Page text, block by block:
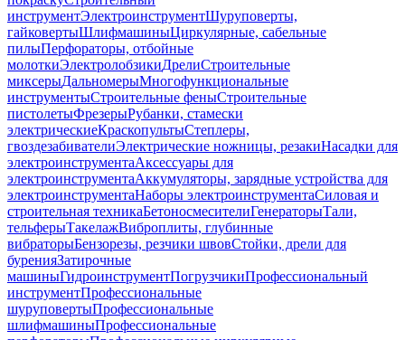
инструментЭлектроинструментШуруповерты,
гайковертыШлифмашиныЦиркулярные, сабельные
пилыПерфораторы, отбойные
молоткиЭлектролобзикиДрелиСтроительные
миксерыДальномерыМногофункциональные
инструментыСтроительные феныСтроительные
пистолетыФрезерыРубанки, стамески
электрическиеКраскопультыСтеплеры,
гвоздезабивателиЭлектрические ножницы, резакиНасадки для
электроинструментаАксессуары для
электроинструментаАккумуляторы, зарядные устройства для
электроинструментаНаборы электроинструментаСиловая и
строительная техникаБетоносмесителиГенераторыТали,
тельферыТакелажВиброплиты, глубинные
вибраторыБензорезы, резчики швовСтойки, дрели для
буренияЗатирочные
машиныГидроинструментПогрузчикиПрофессиональный
инструментПрофессиональные
шуруповертыПрофессиональные
шлифмашиныПрофессиональные